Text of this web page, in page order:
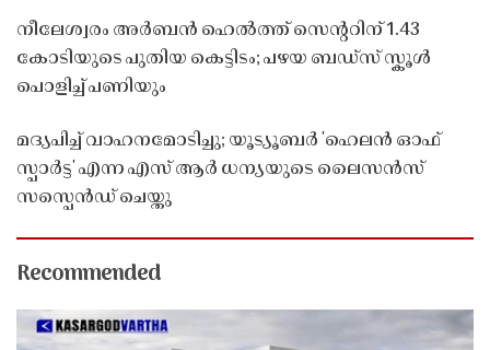
നീലേശ്വരം അർബൻ ഹെൽത്ത് സെൻ്ററിന് 1.43
കോടിയുടെ പുതിയ കെട്ടിടം; പഴയ ബഡ്സ് സ്കൂൾ
പൊളിച്ച് പണിയും
മദ്യപിച്ച് വാഹനമോടിച്ചു; യൂട്യൂബർ 'ഹെലൻ ഓഫ്
സ്പാർട്ട' എന്ന എസ് ആർ ധന്യയുടെ ലൈസൻസ്
സസ്പെൻഡ് ചെയ്തു ​​​​​​​
Recommended